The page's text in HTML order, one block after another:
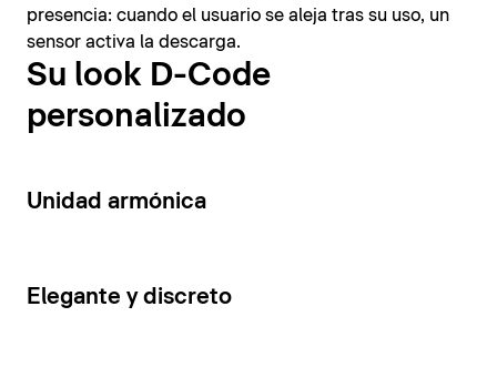
presencia: cuando el usuario se aleja tras su uso, un
sensor activa la descarga.
Su look D-Code
personalizado
14
Unidad armónica
15
Elegante y discreto